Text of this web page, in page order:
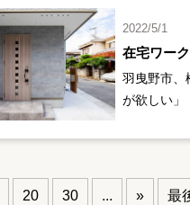
2022/5/1
在宅ワー
羽曳野市、
が欲しい」
20 30 ... » 最